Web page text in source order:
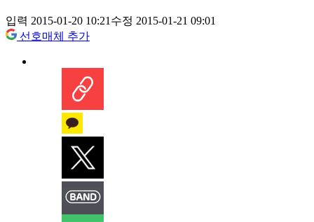
입력 2015-01-20 10:21수정 2015-01-21 09:01
선호매체 추가